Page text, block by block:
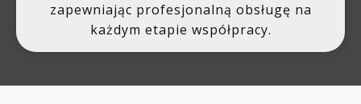
zapewniając profesjonalną obsługę na
każdym etapie współpracy.